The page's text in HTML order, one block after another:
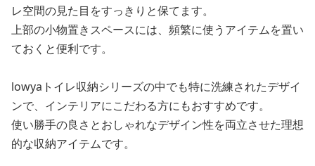
レ空間の見た目をすっきりと保てます。
上部の小物置きスペースには、頻繁に使うアイテムを置い
ておくと便利です。
lowyaトイレ収納シリーズの中でも特に洗練されたデザイ
ンで、インテリアにこだわる方にもおすすめです。
使い勝手の良さとおしゃれなデザイン性を両立させた理想
的な収納アイテムです。